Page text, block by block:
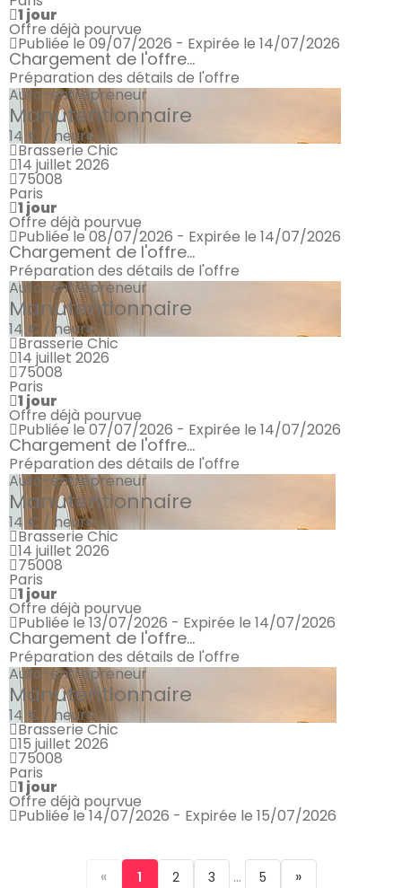
1 jour
Offre déjà pourvue
Publiée le 09/07/2026 - Expirée le 14/07/2026
Chargement de l'offre...
Préparation des détails de l'offre
Auto-entrepreneur
Manutentionnaire
14 € / heure
Brasserie Chic
14 juillet 2026
75008
Paris
1 jour
Offre déjà pourvue
Publiée le 08/07/2026 - Expirée le 14/07/2026
Chargement de l'offre...
Préparation des détails de l'offre
Auto-entrepreneur
Manutentionnaire
14 € / heure
Brasserie Chic
14 juillet 2026
75008
Paris
1 jour
Offre déjà pourvue
Publiée le 07/07/2026 - Expirée le 14/07/2026
Chargement de l'offre...
Préparation des détails de l'offre
Auto-entrepreneur
Manutentionnaire
14 € / heure
Brasserie Chic
14 juillet 2026
75008
Paris
1 jour
Offre déjà pourvue
Publiée le 13/07/2026 - Expirée le 14/07/2026
Chargement de l'offre...
Préparation des détails de l'offre
Auto-entrepreneur
Manutentionnaire
14 € / heure
Brasserie Chic
15 juillet 2026
75008
Paris
1 jour
Offre déjà pourvue
Publiée le 14/07/2026 - Expirée le 15/07/2026
« 1 2 3 ... 5 »